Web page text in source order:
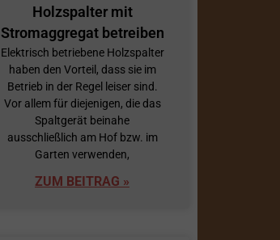
Holzspalter mit
Stromaggregat betreiben
Elektrisch betriebene Holzspalter
haben den Vorteil, dass sie im
Betrieb in der Regel leiser sind.
Vor allem für diejenigen, die das
Spaltgerät beinahe
ausschließlich am Hof bzw. im
Garten verwenden,
ZUM BEITRAG »